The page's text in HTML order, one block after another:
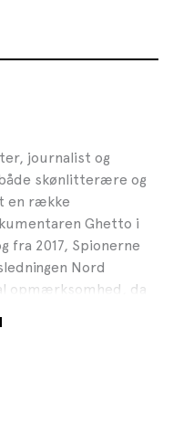
journalist og
skønlitte­rære og
en ræk­ke
Ghetto i
fra 2017, Spionerne
Nord
opmærksom­hed, da
som et strategisk
og tv-reportagen
Døde